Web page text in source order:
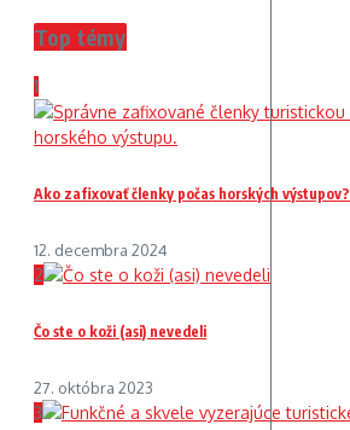
Top témy
1
Ako zafixovať členky počas horských výstupov?
12. decembra 2024
2
Čo ste o koži (asi) nevedeli
27. októbra 2023
3